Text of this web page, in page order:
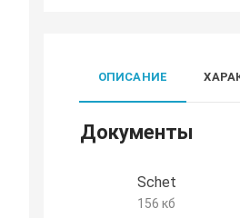
ОПИСАНИЕ
Документы
Schet
156 кб